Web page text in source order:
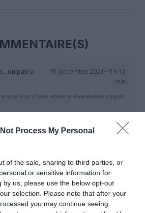
Process My Personal
of the sale, sharing to third parties, or
or sensitive information for
by us, please use the below opt-out
selection. Please note that after your
you may continue seeing
pas! a
15 décembre 2021 - 9 h 10
min
une fois d’une énième éventuelle vague
RÉPONDRE
UN COMMENTAIRE
FAIRE UN DON